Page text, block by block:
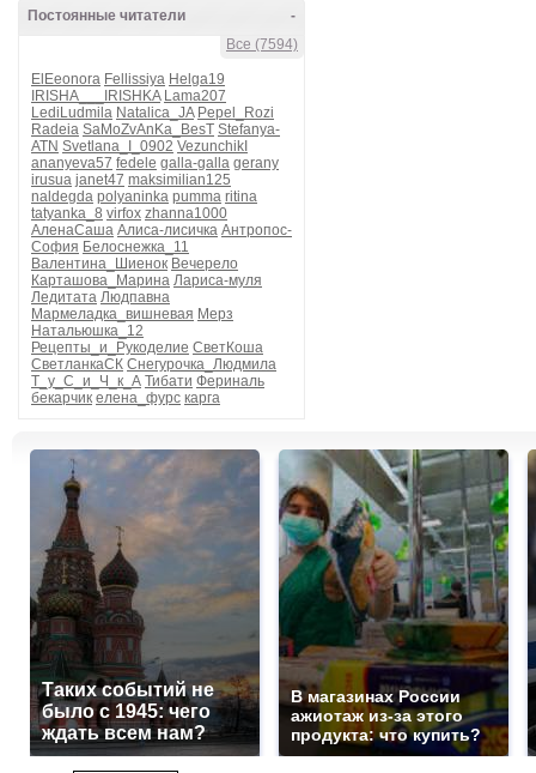
-
Постоянные читатели
Все (7594)
ElEeonora Fellissiya Helga19
IRISHA___IRISHKA Lama207
LediLudmila Natalica_JA Pepel_Rozi
Radeia SaMoZvAnKa_BesT Stefanya-
ATN Svetlana_I_0902 VezunchikI
ananyeva57 fedele galla-galla gerany
irusua janet47 maksimilian125
naldegda polyaninka pumma ritina
tatyanka_8 virfox zhanna1000
АленаСаша Алиса-лисичка Антропос-
София Белоснежка_11
Валентина_Шиенок Вечерело
Карташова_Марина Лариса-муля
Ледитата Людпавна
Мармеладка_вишневая Мерз
Натальюшка_12
Рецепты_и_Рукоделие СветКоша
СветланкаСК Снегурочка_Людмила
Т_у_С_и_Ч_к_А Тибати Фериналь
бекарчик елена_фурс карга
Таких событий не
было с 1945: чего
ждать всем нам?
В магазинах России
ажиотаж из-за этого
продукта: что купить?